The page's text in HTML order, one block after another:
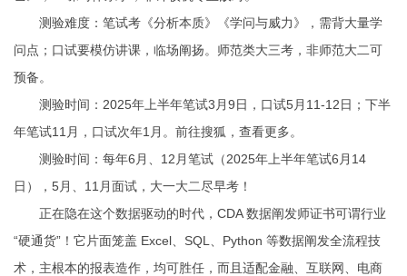
测验难度：笔试考《分析本质》《学问与威力》，需背大量学
问点；口试要模仿讲课，临场阐扬。师范类大三考，非师范大二可
预备。
测验时间：2025年上半年笔试3月9日，口试5月11-12日；下半
年笔试11月，口试次年1月。前往搜狐，查看更多。
测验时间：每年6月、12月笔试（2025年上半年笔试6月14
日），5月、11月面试，大一大二尽早考！
正在隐在这个数据驱动的时代，CDA 数据阐发师证书可谓行业
“硬通货”！它片面笼盖 Excel、SQL、Python 等数据阐发全流程技
术，主根本的报表造作，均可胜任，而且适配金融、互联网、电商